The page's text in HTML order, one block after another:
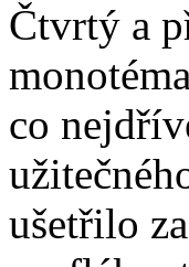
Čtvrtý a
co
ušetřilo